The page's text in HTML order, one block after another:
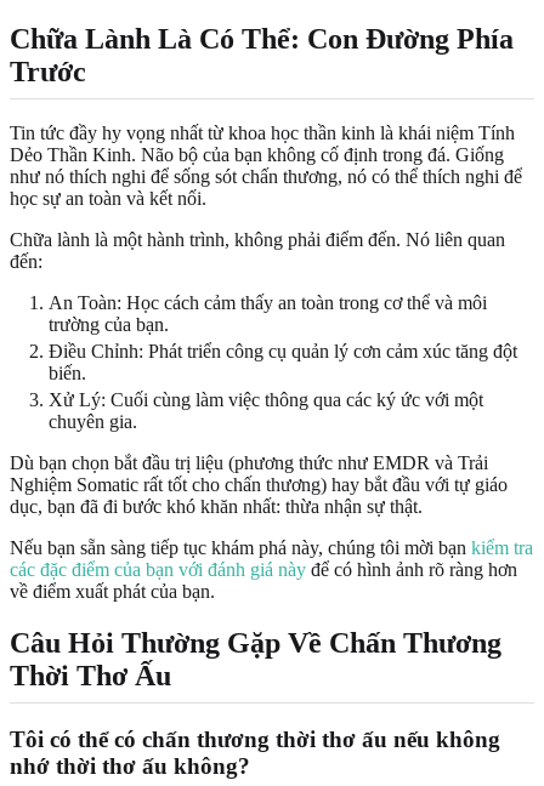
Chữa Lành Là Có Thể: Con Đường Phía
Trước
Tin tức đầy hy vọng nhất từ khoa học thần kinh là khái niệm Tính
Dẻo Thần Kinh. Não bộ của bạn không cố định trong đá. Giống
như nó thích nghi để sống sót chấn thương, nó có thể thích nghi để
học sự an toàn và kết nối.
Chữa lành là một hành trình, không phải điểm đến. Nó liên quan
đến:
An Toàn: Học cách cảm thấy an toàn trong cơ thể và môi
trường của bạn.
Điều Chỉnh: Phát triển công cụ quản lý cơn cảm xúc tăng đột
biến.
Xử Lý: Cuối cùng làm việc thông qua các ký ức với một
chuyên gia.
Dù bạn chọn bắt đầu trị liệu (phương thức như EMDR và Trải
Nghiệm Somatic rất tốt cho chấn thương) hay bắt đầu với tự giáo
dục, bạn đã đi bước khó khăn nhất: thừa nhận sự thật.
Nếu bạn sẵn sàng tiếp tục khám phá này, chúng tôi mời bạn kiểm tra
các đặc điểm của bạn với đánh giá này để có hình ảnh rõ ràng hơn
về điểm xuất phát của bạn.
Câu Hỏi Thường Gặp Về Chấn Thương
Thời Thơ Ấu
Tôi có thể có chấn thương thời thơ ấu nếu không
nhớ thời thơ ấu không?